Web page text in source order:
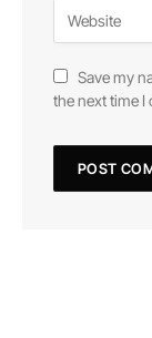
Save my
the next time I